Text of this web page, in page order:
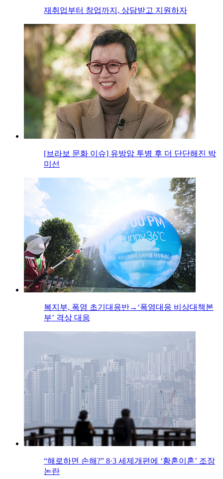
재취업부터 창업까지, 상담받고 지원하자
[브라보 문화 이슈] 유방암 투병 후 더 단단해진 박
미선
복지부, 폭염 초기대응반→‘폭염대응 비상대책본
부’ 격상 대응
“해로하면 손해?” 8·3 세제개편에 ‘황혼이혼’ 조장
논란